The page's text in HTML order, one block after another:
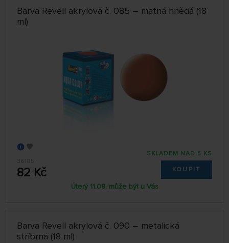
Barva Revell akrylová č. 085 – matná hnědá (18
ml)
36185
82 Kč
SKLADEM NAD 5 KS
KOUPIT
Úterý 11.08. může být u Vás
Barva Revell akrylová č. 090 – metalická
stříbrná (18 ml)